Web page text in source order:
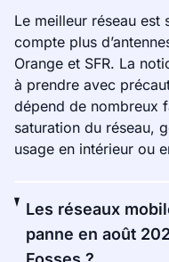
Le meilleur réseau est
compte plus
Orange et SFR. La
à prendre avec
dépend de nombreux
saturation du réseau,
usage en intérieur ou
Les réseaux
panne en août